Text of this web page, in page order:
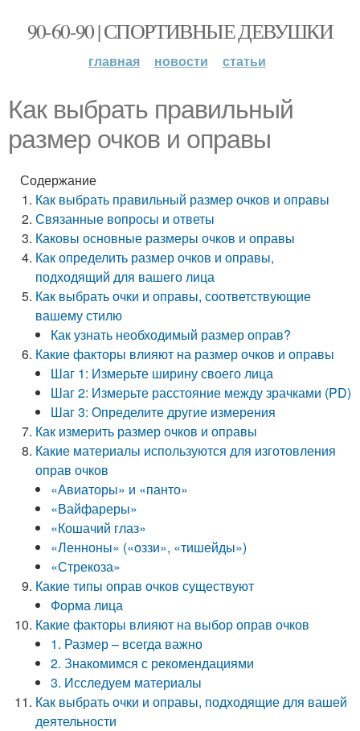
90-60-90 | СПОРТИВНЫЕ ДЕВУШКИ
главная новости статьи
Как выбрать правильный
размер очков и оправы
Содержание
Как выбрать правильный размер очков и оправы
Связанные вопросы и ответы
Каковы основные размеры очков и оправы
Как определить размер очков и оправы,
подходящий для вашего лица
Как выбрать очки и оправы, соответствующие
вашему стилю
Как узнать необходимый размер оправ?
Какие факторы влияют на размер очков и оправы
Шаг 1: Измерьте ширину своего лица
Шаг 2: Измерьте расстояние между зрачками (PD)
Шаг 3: Определите другие измерения
Как измерить размер очков и оправы
Какие материалы используются для изготовления
оправ очков
«Авиаторы» и «панто»
«Вайфареры»
«Кошачий глаз»
«Ленноны» («оззи», «тишейды»)
«Стрекоза»
Какие типы оправ очков существуют
Форма лица
Какие факторы влияют на выбор оправ очков
1. Размер – всегда важно
2. Знакомимся с рекомендациями
3. Исследуем материалы
Как выбрать очки и оправы, подходящие для вашей
деятельности